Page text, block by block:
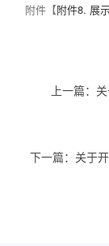
附件【附件8. 展
上一篇：
下一篇： 关于